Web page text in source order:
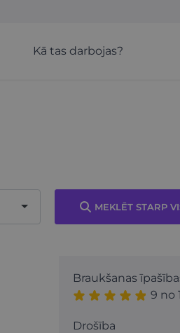
Kā tas darbojas?
MEKLĒT STARP
Braukšanas
9 no
Drošība